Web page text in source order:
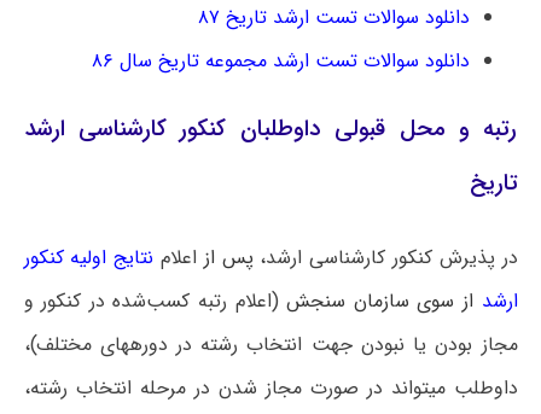
دانلود سوالات تست ارشد تاریخ ۸۷
دانلود سوالات تست ارشد مجموعه تاریخ سال ۸۶
رتبه و محل قبولی داوطلبان کنکور کارشناسی ارشد
تاریخ
در پذیرش کنکور کارشناسی ارشد، پس از اعلام نتایج اولیه کنکور
ارشد از سوی سازمان سنجش(اعلام رتبه کسب‌شده در کنکور و
مجاز بودن یا نبودن جهت انتخاب رشته در دوره‎های مختلف)،
داوطلب می‎تواند در صورت مجاز شدن در مرحله انتخاب رشته،